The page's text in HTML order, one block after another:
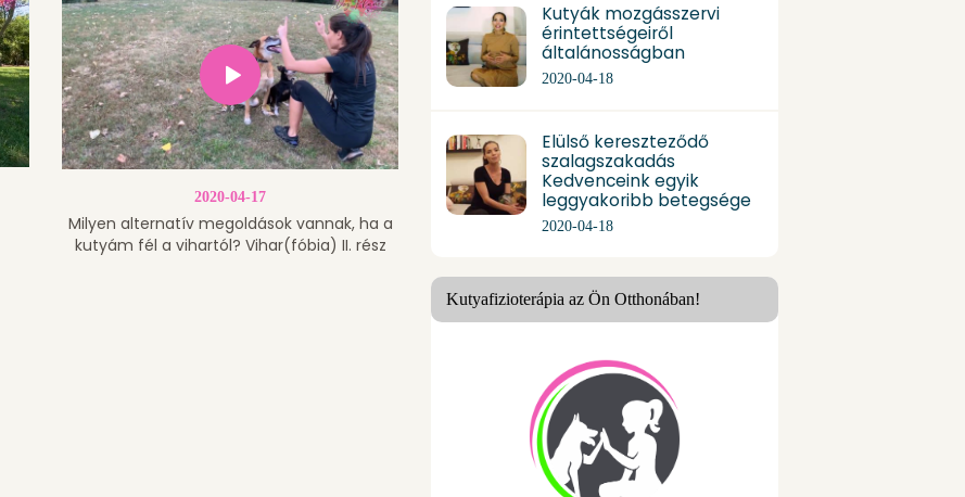
2020-04-17
Milyen alternatív megoldások vannak, ha a
kutyám fél a vihartól? Vihar(fóbia) II. rész
Kutyák mozgásszervi
érintettségeiről
általánosságban
2020-04-18
Elülső kereszteződő
szalagszakadás
Kedvenceink egyik
leggyakoribb betegsége
2020-04-18
Kutyafizioterápia az Ön Otthonában!